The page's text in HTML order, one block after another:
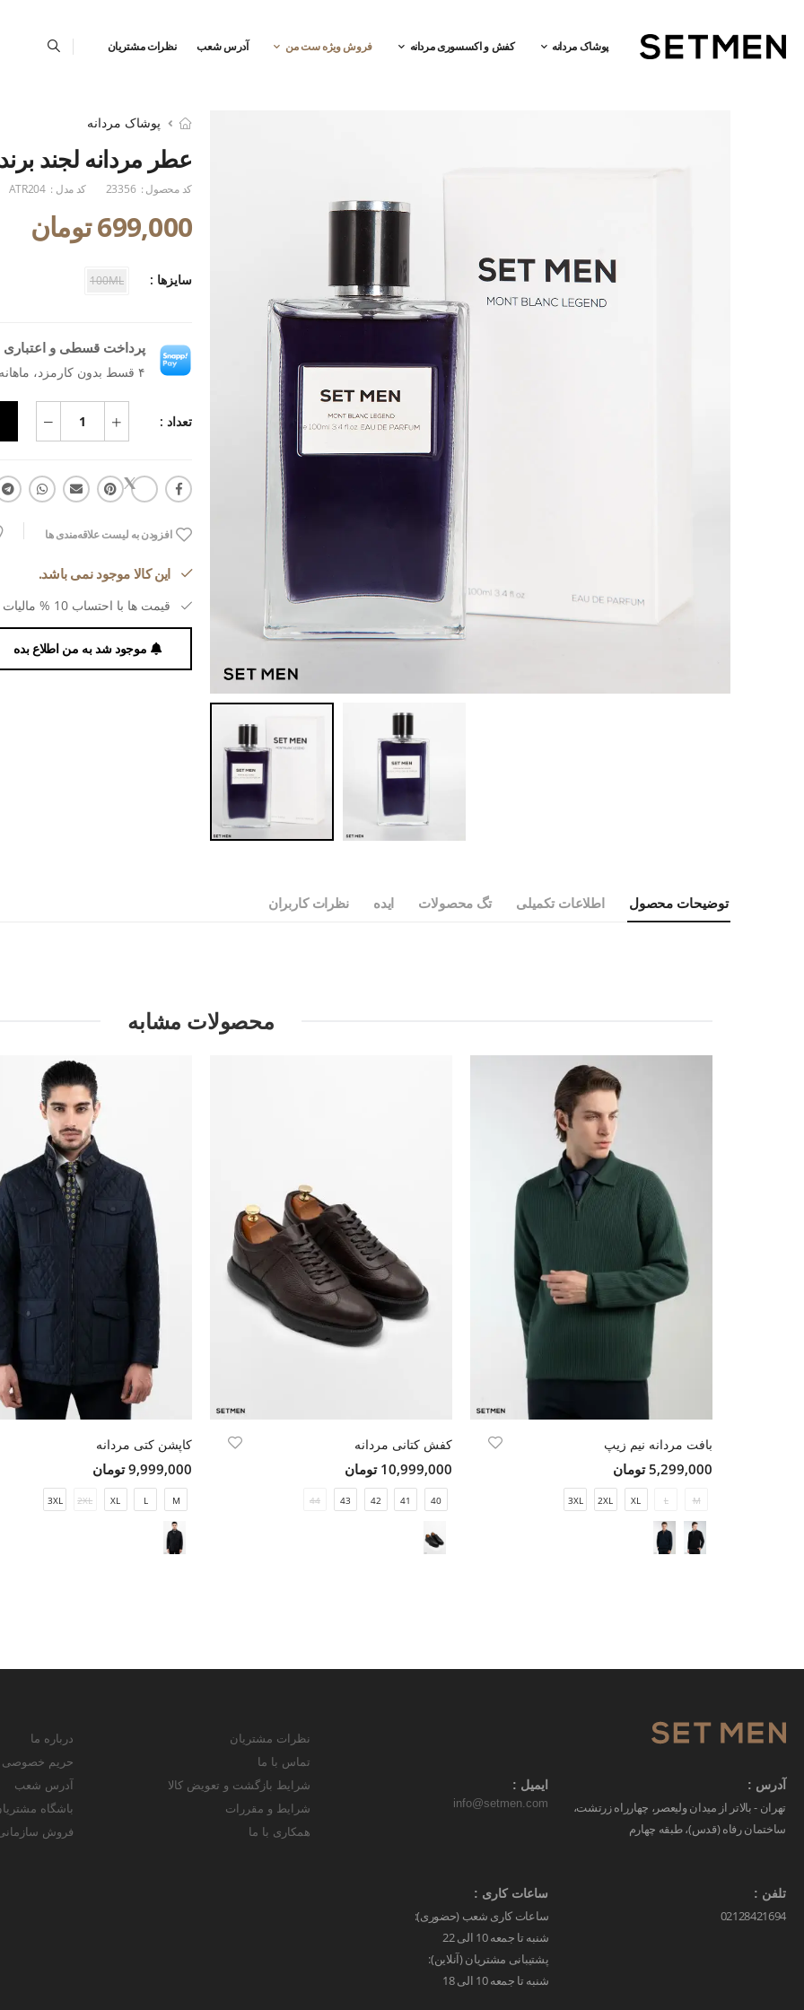
پوشاک مردانه کفش و اکسسوری مردانه فروش ویژه ست من آدرس شعب نظرات مشتریان
پوشاک مردانه
عطر مردانه لجند
کد محصول : 23356 کد مدل : ATR204
699,000 تومان
سایزها : 100ML
پرداخت قسطی و اعتباری
۴ قسط بدون کارمزد، ماهانه ۱۵۸٬۸۶۴ تومان
تعداد :
افزودن به لیست علاقه‌مندی ها
این کالا موجود نمی باشد.
قیمت ها با احتساب 10 % مالیات بر ارزش افزوده می باشد.
موجود شد به من اطلاع بده
توضیحات محصول اطلاعات تکمیلی تگ محصولات ایده نظرات کاربران
محصولات مشابه
بافت مردانه نیم زیپ
5,299,000 تومان
M
L
XL
2XL
3XL
کفش کتانی مردانه
10,999,000 تومان
40
41
42
43
44
کاپشن کتی مردانه
9,999,000 تومان
M
L
XL
2XL
3XL
آدرس :
تهران - بالاتر از میدان ولیعصر، چهارراه زرتشت،
ساختمان رفاه (قدس)، طبقه چهارم
ایمیل :
info@setmen.com
تلفن :
02128421694
ساعات کاری :
ساعات کاری شعب (حضوری):
شنبه تا جمعه 10 الی 22
پشتیبانی مشتریان (آنلاین):
شنبه تا جمعه 10 الی 18
نظرات مشتریان
تماس با ما
شرایط بازگشت و تعویض کالا
شرایط و مقررات
همکاری با ما
درباره ما
حریم خصوصی
آدرس شعب
باشگاه
فروش